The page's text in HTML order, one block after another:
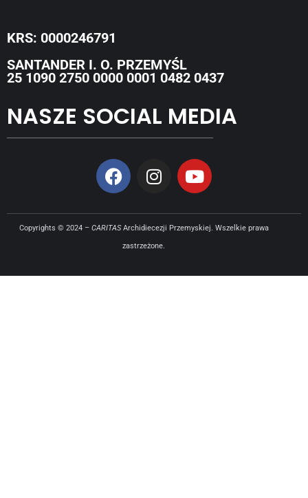
KRS: 0000246791
SANTANDER I. O. PRZEMYŚL
25 1090 2750 0000 0001 0482 0437
NASZE SOCIAL MEDIA
Copyrights © 2024 – CARITASArchidiecezji Przemyskiej. Wszelkie prawa
zastrzeżone.